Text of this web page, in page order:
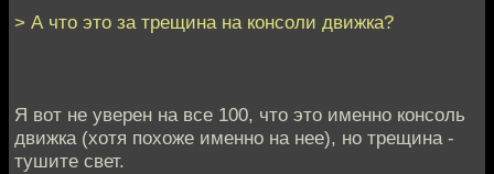
> А что это за трещина на консоли движка?
Я вот не уверен на все 100, что это именно консоль
движка (хотя похоже именно на нее), но трещина -
тушите свет.